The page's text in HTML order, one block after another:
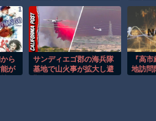
で
ら
が
サンディエゴ郡の海兵隊
基地で山火事が拡大し避
『高
地訪問